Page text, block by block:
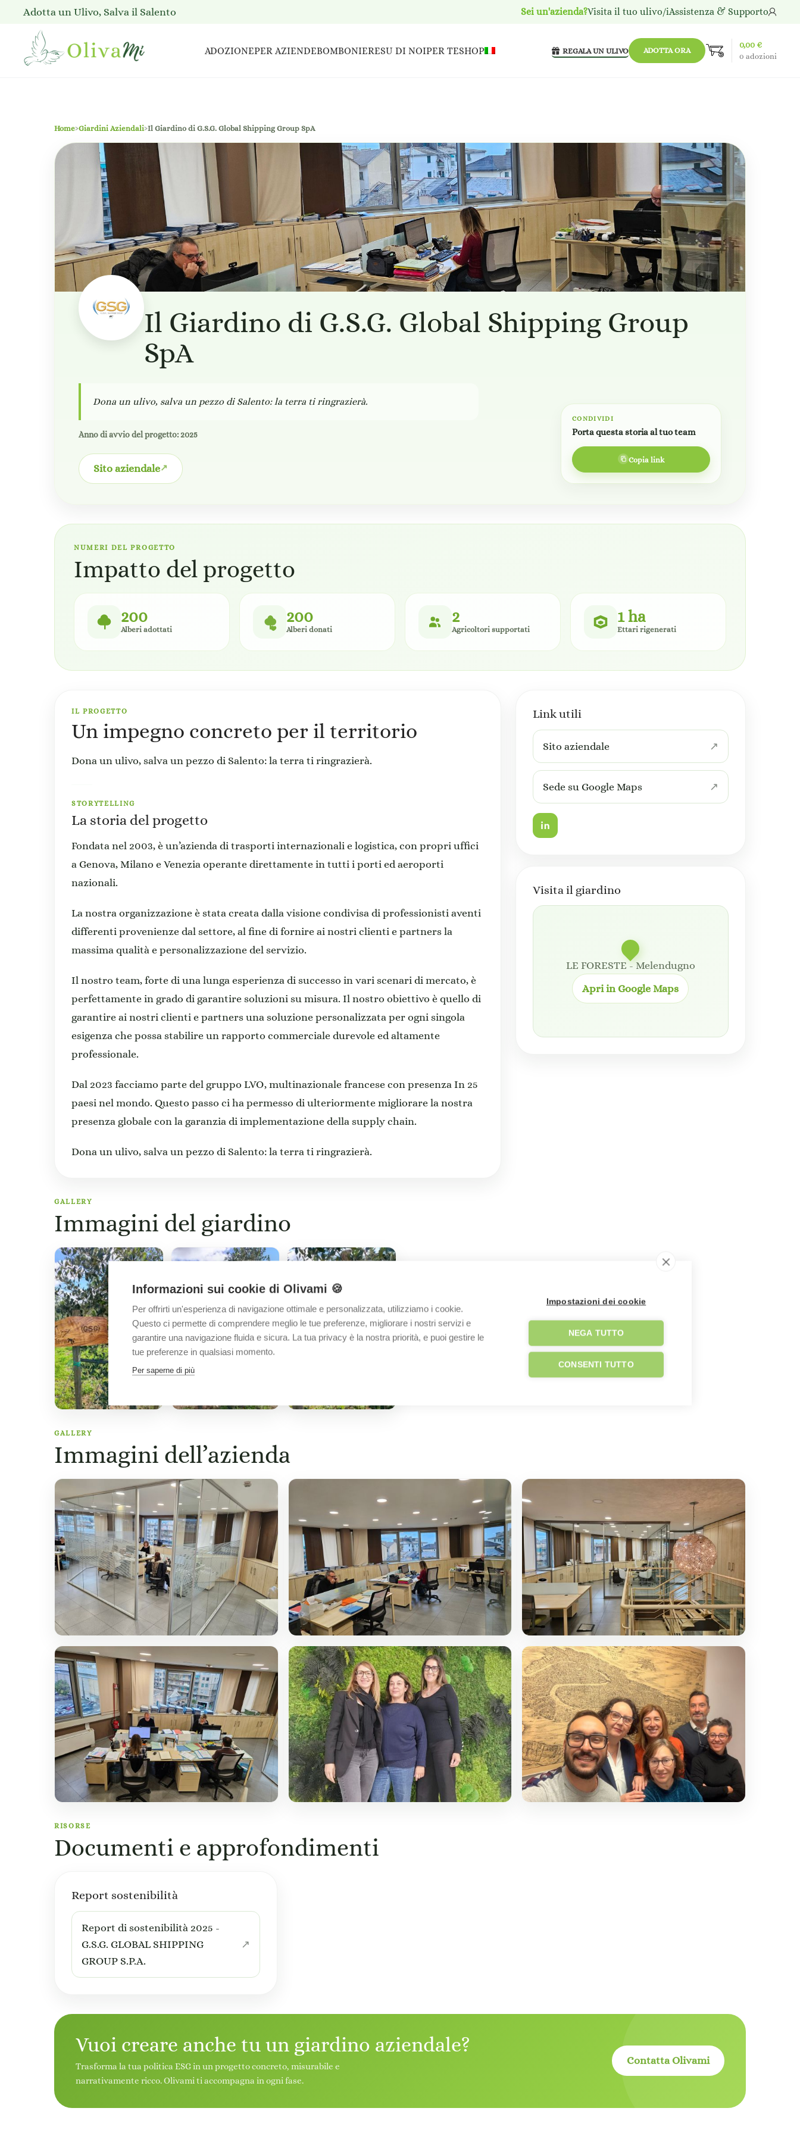
Adotta un Ulivo, Salva il Salento Sei un'azienda?Visita il tuo ulivo/iAssistenza & Supporto
ADOZIONEPER AZIENDEBOMBONIERESU DI NOIPER TESHOP REGALA UN ULIVO ADOTTA ORA
0adozioni
0,00 €
Home›Giardini Aziendali›Il Giardino di G.S.G. Global Shipping Group SpA
Il Giardino di G.S.G. Global Shipping Group
SpA
Dona un ulivo, salva un pezzo di Salento: la terra ti ringrazierà.
Anno di avvio del progetto: 2025
Sito aziendale
CONDIVIDI
Porta questa storia al tuo team
Copia link
NUMERI DEL PROGETTO
Impatto del progetto
200
Alberi adottati
200
Alberi donati
2
Agricoltori supportati
1 ha
Ettari rigenerati
IL PROGETTO
Un impegno concreto per il territorio
Dona un ulivo, salva un pezzo di Salento: la terra ti ringrazierà.
STORYTELLING
La storia del progetto
Fondata nel 2003, è un’azienda di trasporti internazionali e logistica, con propri uffici
a Genova, Milano e Venezia operante direttamente in tutti i porti ed aeroporti
nazionali.
La nostra organizzazione è stata creata dalla visione condivisa di professionisti aventi
differenti provenienze dal settore, al fine di fornire ai nostri clienti e partners la
massima qualità e personalizzazione del servizio.
Il nostro team, forte di una lunga esperienza di successo in vari scenari di mercato, è
perfettamente in grado di garantire soluzioni su misura. Il nostro obiettivo è quello di
garantire ai nostri clienti e partners una soluzione personalizzata per ogni singola
esigenza che possa stabilire un rapporto commerciale durevole ed altamente
professionale.
Dal 2023 facciamo parte del gruppo LVO, multinazionale francese con presenza In 25
paesi nel mondo. Questo passo ci ha permesso di ulteriormente migliorare la nostra
presenza globale con la garanzia di implementazione della supply chain.
Dona un ulivo, salva un pezzo di Salento: la terra ti ringrazierà.
Link utili
Sito aziendale
Sede su Google Maps
Visita il giardino
LE FORESTE - Melendugno
Apri in Google Maps
GALLERY
Immagini del giardino
GALLERY
Immagini dell’azienda
RISORSE
Documenti e approfondimenti
Report sostenibilità
Report di sostenibilità 2025 -
G.S.G. GLOBAL SHIPPING
GROUP S.P.A.
Vuoi creare anche tu un giardino aziendale?
Trasforma la tua politica ESG in un progetto concreto, misurabile e
narrativamente ricco. Olivami ti accompagna in ogni fase.
Contatta Olivami
Informazioni sui cookie di Olivami 🍪
Per offrirti un'esperienza di navigazione ottimale e personalizzata, utilizziamo i cookie.
Questo ci permette di comprendere meglio le tue preferenze, migliorare i nostri servizi e
garantire una navigazione fluida e sicura. La tua privacy è la nostra priorità, e puoi gestire le
tue preferenze in qualsiasi momento.
Per saperne di più
Impostazioni dei cookie
NEGA TUTTO
CONSENTI TUTTO